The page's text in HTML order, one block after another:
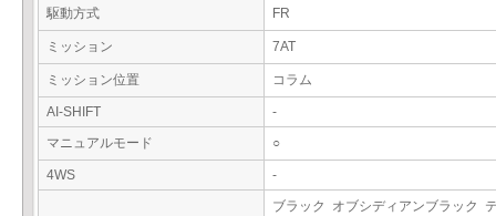
駆動方式 FR
ミッション 7AT
ミッション位置 コラム
AI-SHIFT
-
マニュアルモード
○
4WS -
ブラック オブシディアンブラック